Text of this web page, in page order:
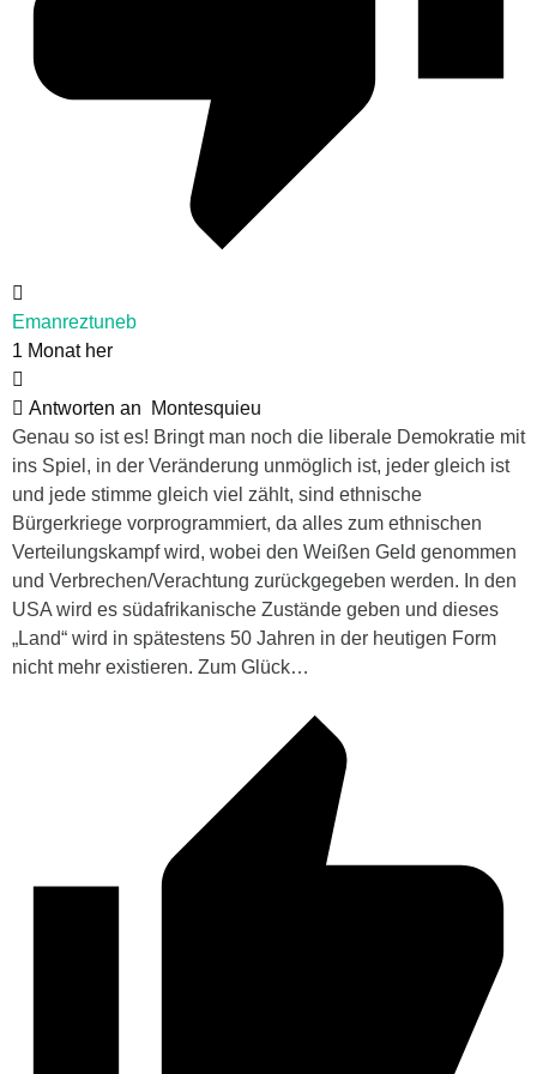
Emanreztuneb
1 Monat her
Antworten an
Montesquieu
Genau so ist es! Bringt man noch die liberale Demokratie mit
ins Spiel, in der Veränderung unmöglich ist, jeder gleich ist
und jede stimme gleich viel zählt, sind ethnische
Bürgerkriege vorprogrammiert, da alles zum ethnischen
Verteilungskampf wird, wobei den Weißen Geld genommen
und Verbrechen/Verachtung zurückgegeben werden. In den
USA wird es südafrikanische Zustände geben und dieses
„Land“ wird in spätestens 50 Jahren in der heutigen Form
nicht mehr existieren. Zum Glück…